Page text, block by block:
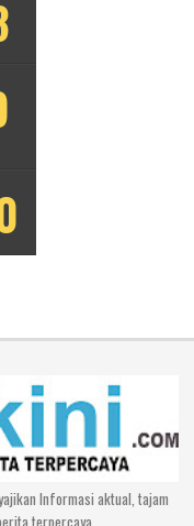
Informasi aktual, tajam